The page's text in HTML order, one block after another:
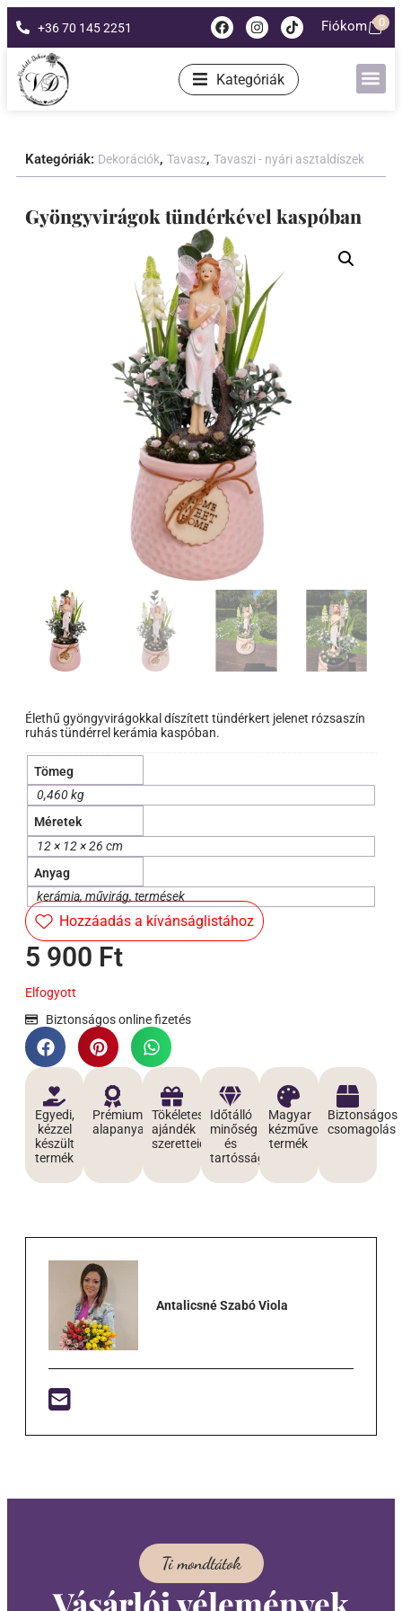
+36 70 145 2251 Fiókom 0
Kategóriák
Kategóriák: Dekorációk, Tavasz, Tavaszi - nyári asztaldíszek
Gyöngyvirágok tündérkével kaspóban
Élethű gyöngyvirágokkal díszített tündérkert jelenet rózsaszín
ruhás tündérrel kerámia kaspóban.
Tömeg
0,460 kg
Méretek
12 × 12 × 26 cm
Anyag
kerámia, művirág, termések
Hozzáadás a kívánságlistához
5 900 Ft
Elfogyott
Biztonságos online fizetés
Egyedi,
kézzel
készült
termék
Prémium
alapanyagokból
Tökéletes
ajándék
szeretteidnek
Időtálló
minőség
és
tartósság
Magyar
kézműves
termék
Biztonságos
csomagolás
Antalicsné Szabó Viola
Ti mondtátok